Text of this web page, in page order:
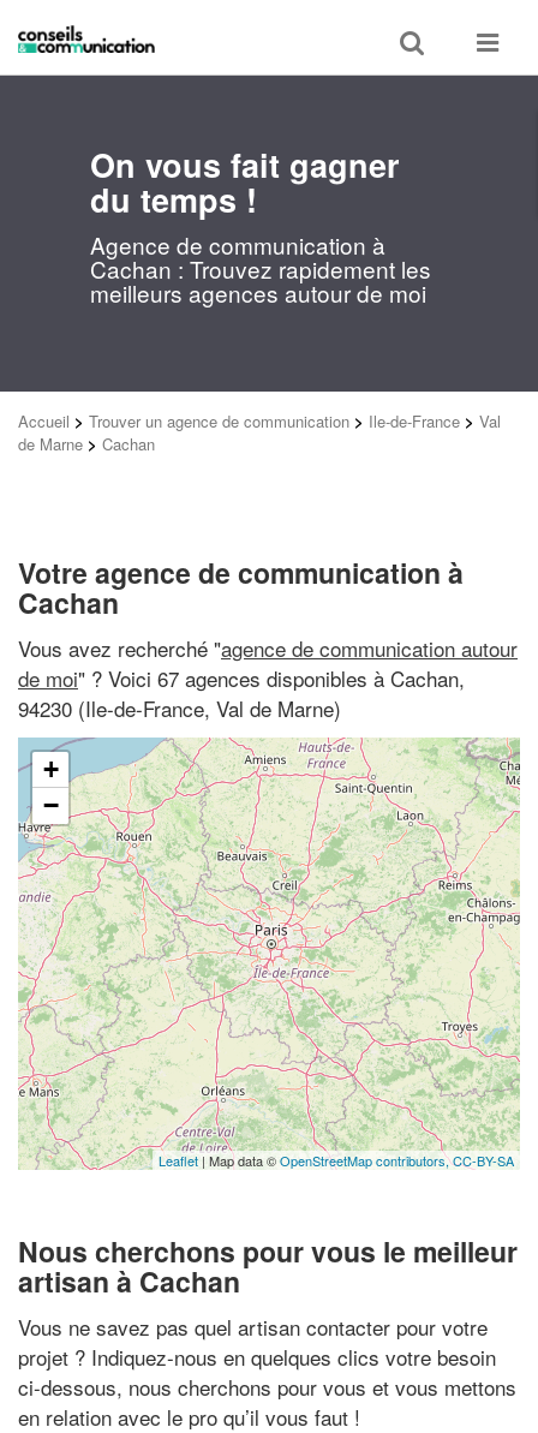
Toggle
search
Toggle
On vous fait gagner
du temps !
Agence de communication à
Cachan : Trouvez rapidement les
meilleurs agences autour de moi
Accueil > Trouver un agence de communication > Ile-de-France > Val
de Marne > Cachan
Votre agence de communication à
Cachan
Vous avez recherché "agence de communication autour
de moi" ? Voici 67 agences disponibles à Cachan,
94230 (Ile-de-France, Val de Marne)
+
−
Leaflet | Map data ©OpenStreetMap contributors,CC-BY-SA
Nous cherchons pour vous le meilleur
artisan à Cachan
Vous ne savez pas quel artisan contacter pour votre
projet ? Indiquez-nous en quelques clics votre besoin
ci-dessous, nous cherchons pour vous et vous mettons
en relation avec le pro qu’il vous faut !